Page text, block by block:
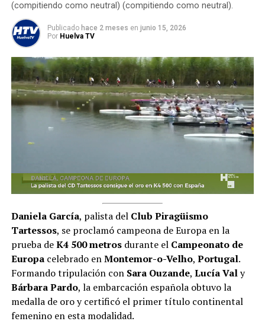
(compitiendo como neutral) (compitiendo como neutral).
Publicado hace 2 meses en junio 15, 2026
Por Huelva TV
Daniela García, palista del Club Piragüismo
Tartessos, se proclamó campeona de Europa en la
prueba deK4 500metrosdurante el Campeonato de
Europacelebrado enMontemor-o-Velho, Portugal.
Formando tripulación con Sara Ouzande, Lucía Valy
Bárbara Pardo, la embarcación española obtuvo la
medalla de oro y certificó el primer título continental
femenino en esta modalidad.